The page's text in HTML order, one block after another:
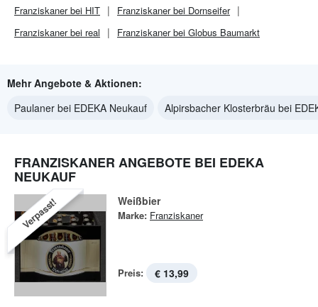
Franziskaner bei HIT
Franziskaner bei Dornseifer
Franziskaner bei real
Franziskaner bei Globus Baumarkt
Mehr Angebote & Aktionen:
Paulaner bei EDEKA Neukauf
Alpirsbacher Klosterbräu bei
FRANZISKANER ANGEBOTE BEI EDEKA
NEUKAUF
Verpasst! Weißbier
Marke: Franziskaner
Preis: € 13,99